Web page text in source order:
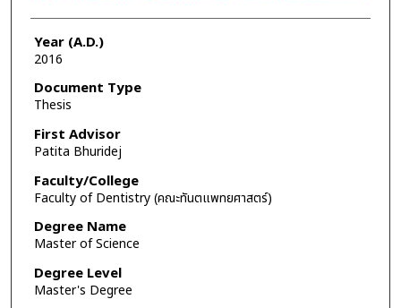
Year (A.D.)
2016
Document Type
Thesis
First Advisor
Patita Bhuridej
Faculty/College
Faculty of Dentistry (คณะทันตแพทยศาสตร์)
Degree Name
Master of Science
Degree Level
Master's Degree